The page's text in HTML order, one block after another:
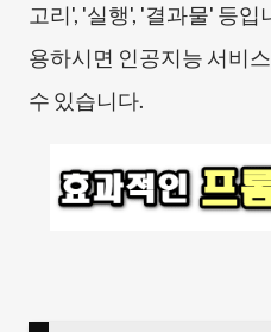
고리', '실행', '결과물' 등입
용하시면 인공지능 서비
수 있습니다.